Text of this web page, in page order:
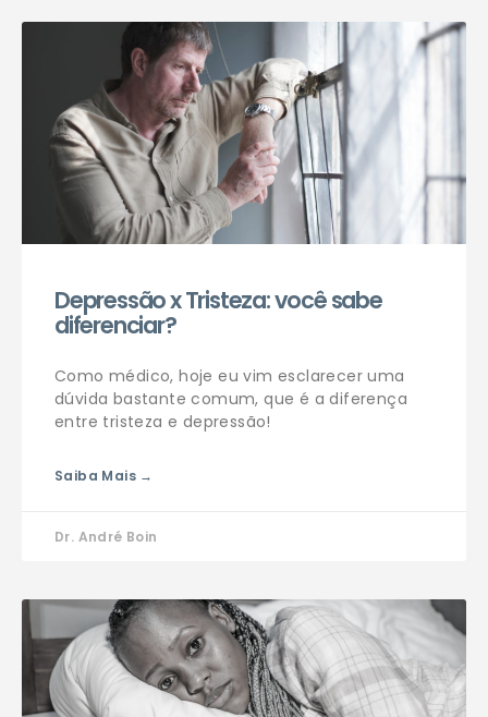
Agendar consulta
Depressão x Tristeza: você sabe
diferenciar?
Como médico, hoje eu vim esclarecer uma
dúvida bastante comum, que é a diferença
entre tristeza e depressão!
Saiba Mais →
Dr. André Boin